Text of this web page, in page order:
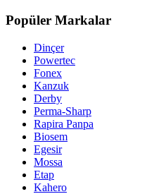
Popüler Markalar
Dinçer
Powertec
Fonex
Kanzuk
Derby
Perma-Sharp
Rapira Panpa
Biosem
Egesir
Mossa
Etap
Kahero